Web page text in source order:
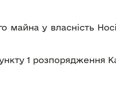
у власність
1 розпорядження